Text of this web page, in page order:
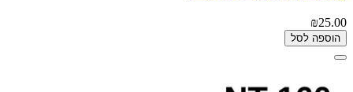
₪25.00
הוספה לסל